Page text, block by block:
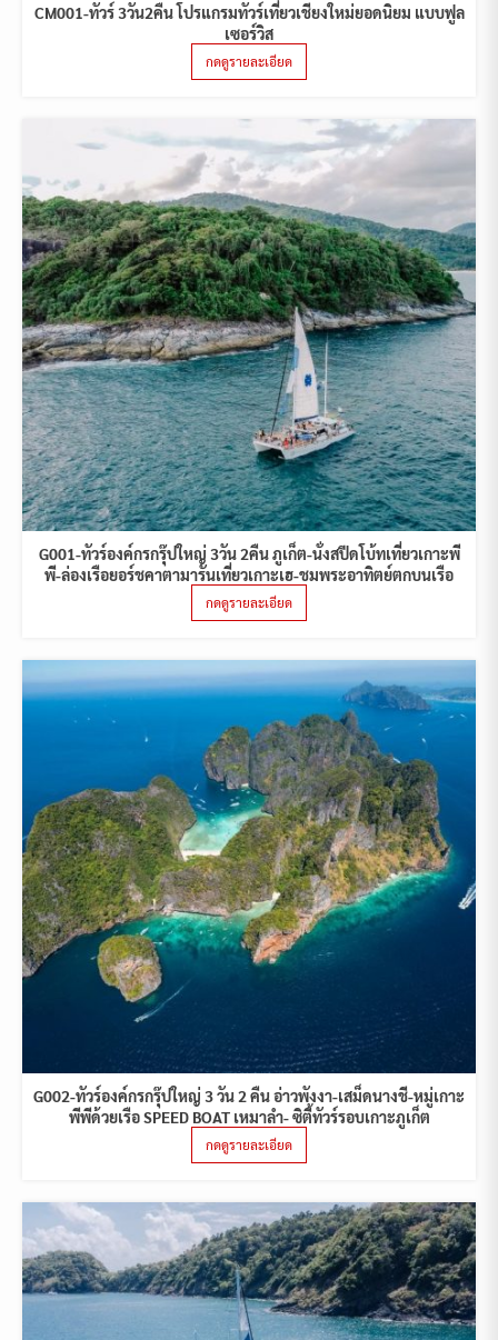
CM001-ทัวร์ 3วัน2คืน โปรแกรมทัวร์เที่ยวเชียงใหม่ยอดนิยม แบบฟูล
เซอร์วิส
กดดูรายละเอียด
G001-ทัวร์องค์กรกรุ๊ปใหญ่ 3วัน 2คืน ภูเก็ต-นั่งสปีดโบ้ทเที่ยวเกาะพี
พี-ล่องเรือยอร์ชคาตามารันเที่ยวเกาะเฮ-ชมพระอาทิตย์ตกบนเรือ
กดดูรายละเอียด
G002-ทัวร์องค์กรกรุ๊ปใหญ่ 3 วัน 2 คืน อ่าวพังงา-เสม็ดนางชี-หมู่เกาะ
พีพีด้วยเรือ SPEED BOAT เหมาลำ- ซิตี้ทัวร์รอบเกาะภูเก็ต
กดดูรายละเอียด